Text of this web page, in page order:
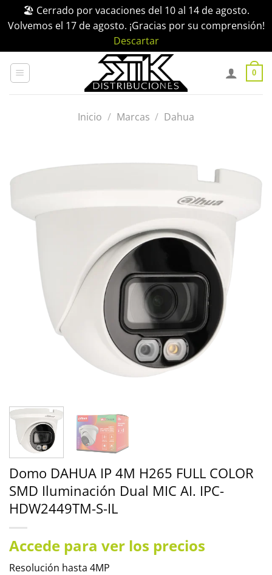
🏖️ Cerrado por vacaciones del 10 al 14 de agosto.
Volvemos el 17 de agosto. ¡Gracias por su comprensión!
Descartar
0
Inicio / Marcas / Dahua
Domo DAHUA IP 4M H265 FULL COLOR
SMD Iluminación Dual MIC AI. IPC-
HDW2449TM-S-IL
Accede para ver los precios
Resolución hasta 4MP